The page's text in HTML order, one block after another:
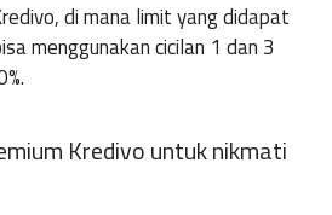
di mana limit yang didapat
menggunakan cicilan 1 dan 3
Kredivo untuk nikmati